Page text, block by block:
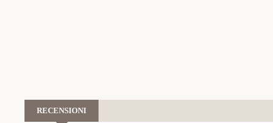
RECENSIONI